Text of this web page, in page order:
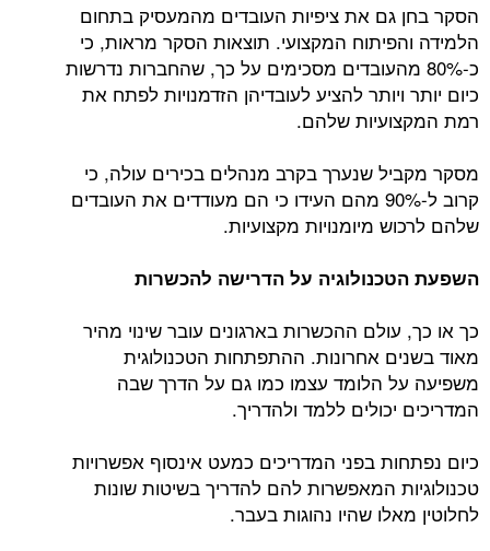
הסקר בחן גם את ציפיות העובדים מהמעסיק בתחום
הלמידה והפיתוח המקצועי. תוצאות הסקר מראות, כי
כ-80% מהעובדים מסכימים על כך, שהחברות נדרשות
כיום יותר ויותר להציע לעובדיהן הזדמנויות לפתח את
רמת המקצועיות שלהם.
מסקר מקביל שנערך בקרב מנהלים בכירים עולה, כי
קרוב ל-90% מהם העידו כי הם מעודדים את העובדים
שלהם לרכוש מיומנויות מקצועיות.
השפעת הטכנולוגיה על הדרישה להכשרות
כך או כך, עולם ההכשרות בארגונים עובר שינוי מהיר
מאוד בשנים אחרונות. ההתפתחות הטכנולוגית
משפיעה על הלומד עצמו כמו גם על הדרך שבה
המדריכים יכולים ללמד ולהדריך.
כיום נפתחות בפני המדריכים כמעט אינסוף אפשרויות
טכנולוגיות המאפשרות להם להדריך בשיטות שונות
לחלוטין מאלו שהיו נהוגות בעבר.